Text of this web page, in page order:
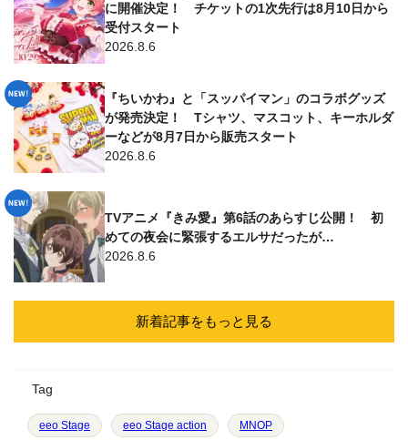
に開催決定！ チケットの1次先行は8月10日から
受付スタート
2026.8.6
『ちいかわ』と「スッパイマン」のコラボグッズ
が発売決定！ Tシャツ、マスコット、キーホルダ
ーなどが8月7日から販売スタート
2026.8.6
TVアニメ『きみ愛』第6話のあらすじ公開！ 初
めての夜会に緊張するエルサだったが…
2026.8.6
新着記事をもっと見る
Tag
eeo Stage eeo Stage action MNOP